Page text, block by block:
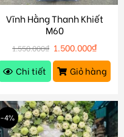
Vĩnh Hằng Thanh Khiết
M60
1.550.000₫ 1.500.000₫
Chi tiết
Giỏ hàng
-4%